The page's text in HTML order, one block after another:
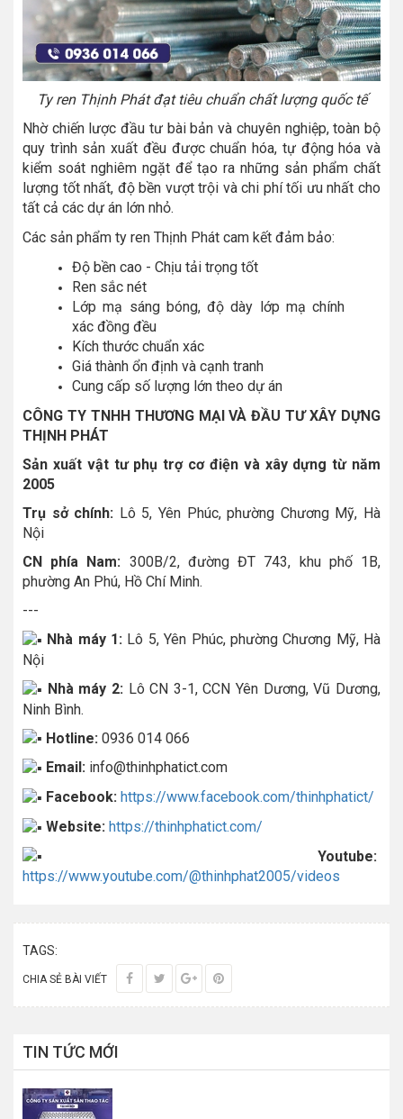
Ty ren Thịnh Phát đạt tiêu chuẩn chất lượng quốc tế
Nhờ chiến lược đầu tư bài bản và chuyên nghiệp, toàn bộ
quy trình sản xuất đều được chuẩn hóa, tự động hóa và
kiểm soát nghiêm ngặt để tạo ra những sản phẩm chất
lượng tốt nhất, độ bền vượt trội và chi phí tối ưu nhất cho
tất cả các dự án lớn nhỏ.
Các sản phẩm ty ren Thịnh Phát cam kết đảm bảo:
Độ bền cao - Chịu tải trọng tốt
Ren sắc nét
Lớp mạ sáng bóng, độ dày lớp mạ chính
xác đồng đều
Kích thước chuẩn xác
Giá thành ổn định và cạnh tranh
Cung cấp số lượng lớn theo dự án
CÔNG TY TNHH THƯƠNG MẠI VÀ ĐẦU TƯ XÂY DỰNG
THỊNH PHÁT
Sản xuất vật tư phụ trợ cơ điện và xây dựng từ năm
2005
Trụ sở chính: Lô 5, Yên Phúc, phường Chương Mỹ, Hà
Nội
CN phía Nam: 300B/2, đường ĐT 743, khu phố 1B,
phường An Phú, Hồ Chí Minh.
---
Nhà máy 1: Lô 5, Yên Phúc, phường Chương Mỹ, Hà
Nội
Nhà máy 2:Lô CN 3-1, CCN Yên Dương, Vũ Dương,
Ninh Bình.
Hotline: 0936 014 066
Email: info@thinhphatict.com
Facebook: https://www.facebook.com/thinhphatict/
Website: https://thinhphatict.com/
Youtube:
https://www.youtube.com/@thinhphat2005/videos
TAGS:
CHIA SẺ BÀI VIẾT
TIN TỨC MỚI